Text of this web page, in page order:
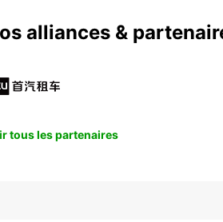
alliances &
tous les partenaires